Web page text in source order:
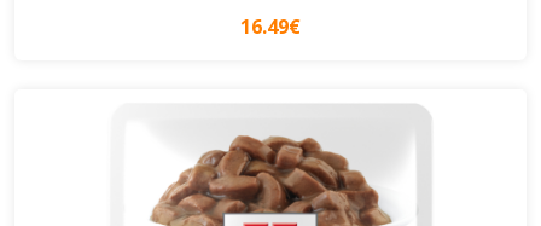
16.49€